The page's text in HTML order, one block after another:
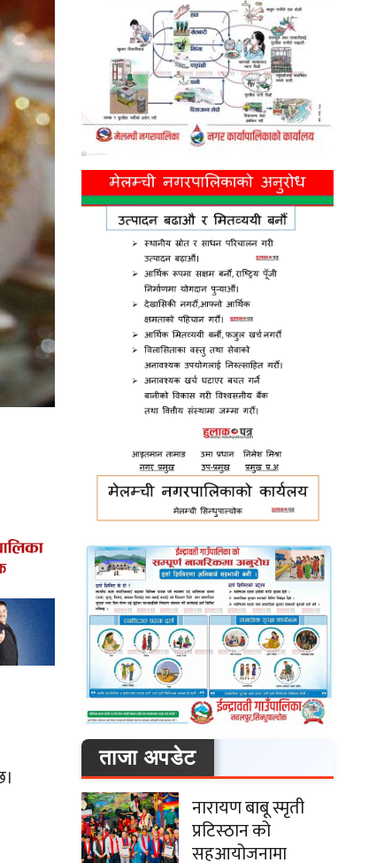
ताजा अपडेट
नारायण बाबू स्मृती
प्रटिस्ठान को
सहआयोजनामा